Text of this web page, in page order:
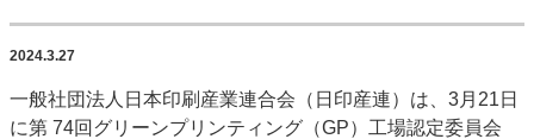
新商品
SDGs・地域
ポストプレス ビジネス イベント
市場・統計
人事・移転・異動・訃報
2024.3.27
一般社団法人日本印刷産業連合会（日印産連）は、3月21日
に第 74回グリーンプリンティング（GP）工場認定委員会